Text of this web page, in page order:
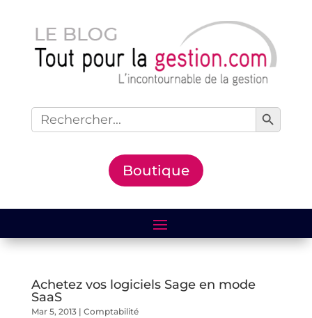
Search
for:
Search Button
Boutique
Achetez vos logiciels Sage en mode
SaaS
Mar 5, 2013| Comptabilité